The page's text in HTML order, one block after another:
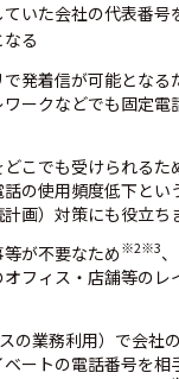
いた会社の代表番号
る
発着信が可能となる
ークなどでも固定電
こでも受けられるた
の使用頻度低下とい
画）対策にも役立ち
が不要なため※2※3
フィス・店舗等のレ
の業務利用）で会社
ートの電話番号を相